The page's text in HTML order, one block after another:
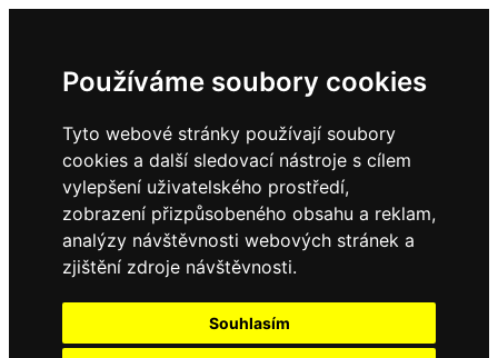
Používáme soubory cookies
Tyto webové stránky používají soubory
cookies a další sledovací nástroje s cílem
vylepšení uživatelského prostředí,
zobrazení přizpůsobeného obsahu a reklam,
analýzy návštěvnosti webových stránek a
zjištění zdroje návštěvnosti.
Souhlasím